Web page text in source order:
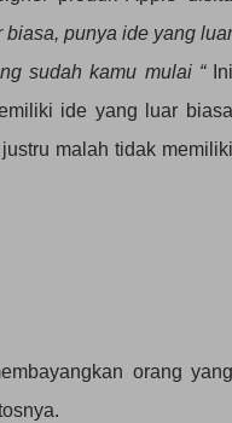
biasa, punya ide yang luar
sudah kamu mulai “Ini
ide yang luar biasa
malah tidak memiliki
orang yang